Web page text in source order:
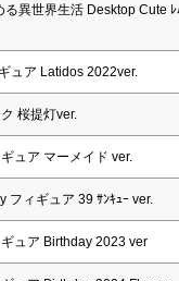
る異世界生活 Desktop Cute ﾚ
ュア Latidos 2022ver.
桜提灯ver.
ュア マーメイド ver.
フィギュア 39 ｻﾝｷｭｰ ver.
ュア Birthday 2023 ver